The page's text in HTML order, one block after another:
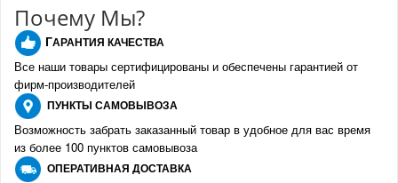
Почему Мы?
ГАРАНТИЯ КАЧЕСТВА
Все наши товары сертифицированы и обеспечены гарантией от
фирм-производителей
ПУНКТЫ САМОВЫВОЗА
Возможность забрать заказанный товар в удобное для вас время
из более 100 пунктов самовывоза
ОПЕРАТИВНАЯ ДОСТАВКА